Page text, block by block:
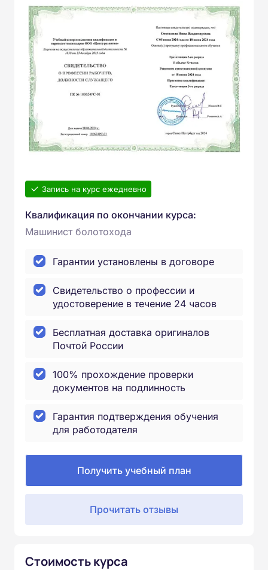
Запись на курс ежедневно
Квалификация по окончании курса:
Машинист болотохода
Гарантии установлены в договоре
Свидетельство о профессии и
удостоверение в течение 24 часов
Бесплатная доставка оригиналов
Почтой России
100% прохождение проверки
документов на подлинность
Гарантия подтверждения обучения
для работодателя
Получить учебный план
Прочитать отзывы
Стоимость курса